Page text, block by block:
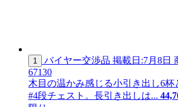
1 バイヤー交渉品 掲載日:7月8日
67130
木目の温かみ感じる小引き出し6杯
#4段チェスト。長引き出しは... 44,